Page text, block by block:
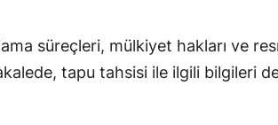
süreçleri, mülkiyet hakları ve
tapu tahsisi ile ilgili bilgileri